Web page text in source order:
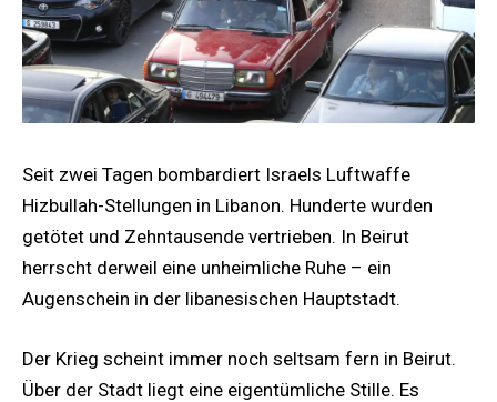
Seit zwei Tagen bombardiert Israels Luftwaffe
Hizbullah-Stellungen in Libanon. Hunderte wurden
getötet und Zehntausende vertrieben. In Beirut
herrscht derweil eine unheimliche Ruhe – ein
Augenschein in der libanesischen Hauptstadt.
Der Krieg scheint immer noch seltsam fern in Beirut.
Über der Stadt liegt eine eigentümliche Stille. Es